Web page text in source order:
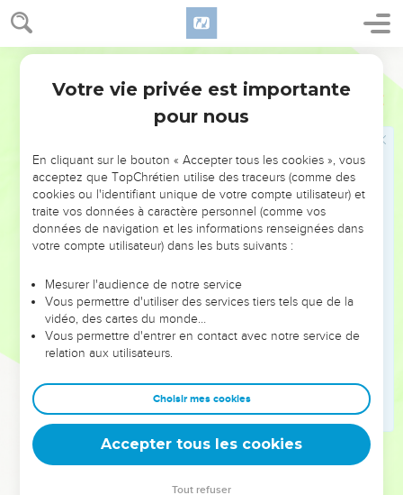
Michée 2
telles choses ! » La honte n’en finit pas.
Qu’est-il dit, famille de Jacob ? L'Eternel serait-il impatient ?
Est-ce sa manière d'agir ? Mes paroles ne sont-elles pas
favorables à celui qui marche avec droiture ?
Depuis longtemps mon peuple se dresse comme un
ennemi : vous enlevez leur tenue à ceux qui passent en
toute confiance en revenant de la guerre.
Vous chassez des maisons qu’elles aiment les femmes de
mon peuple, vous enlevez pour toujours ma gloire à leurs
enfants.
Levez-vous, marchez, car ce n'est pas ici un lieu de repos ;
douleurs violentes.
Si un homme court après le vent et débite des
mensonges : « Je vais te prophétiser sur le vin, sur les
boissons fortes », il sera pour ce peuple un prophète.
Je te rassemblerai tout entier, Jacob, je rassemblerai les
restes d'Israël, je les réunirai comme les brebis d'une
bergerie, comme le troupeau dans son pâturage. Il y aura
une foule bruyante.
Celui qui fait la brèche montera devant eux ; ils feront la
Votre vie privée est importante
pour nous
En cliquant sur le bouton « Accepter tous les cookies », vous
acceptez que TopChrétien utilise des traceurs (comme des
cookies ou l'identifiant unique de votre compte utilisateur) et
traite vos données à caractère personnel (comme vos
données de navigation et les informations renseignées dans
votre compte utilisateur) dans les buts suivants :
Mesurer l'audience de notre service
Vous permettre d'utiliser des services tiers tels que de la
vidéo, des cartes du monde…
Vous permettre d'entrer en contact avec notre service de
relation aux utilisateurs.
Choisir mes cookies
Accepter tous les cookies
Tout refuser